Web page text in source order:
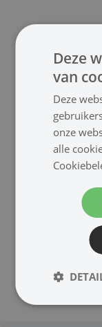
Deze
van
Deze
onze
alle